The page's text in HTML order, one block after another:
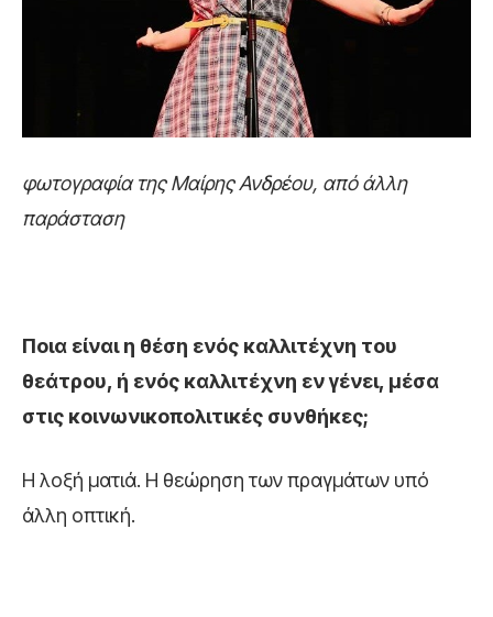
φωτογραφία της Μαίρης Ανδρέου, από άλλη
παράσταση
Ποια είναι η θέση ενός καλλιτέχνη του
θεάτρου, ή ενός καλλιτέχνη εν γένει, μέσα
στις κοινωνικοπολιτικές συνθήκες;
Η λοξή ματιά. Η θεώρηση των πραγμάτων υπό
άλλη οπτική.